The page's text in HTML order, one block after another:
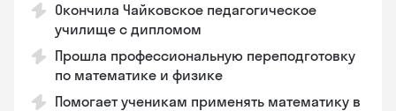
Окончила Чайковское педагогическое
училище с дипломом
Прошла профессиональную переподготовку
по математике и физике
Помогает ученикам применять математику в